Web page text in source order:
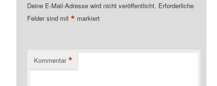
Deine E-Mail-Adresse wird nicht veröffentlicht. Erforderliche
Felder sind mit* markiert
Kommentar *